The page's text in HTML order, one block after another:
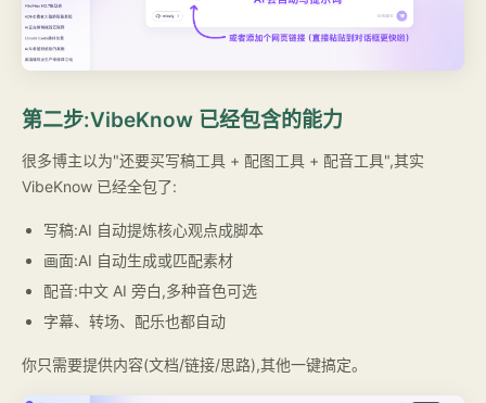
第二步:VibeKnow 已经包含的能力
很多博主以为"还要买写稿工具 + 配图工具 + 配音工具",其实
VibeKnow 已经全包了:
写稿:AI 自动提炼核心观点成脚本
画面:AI 自动生成或匹配素材
配音:中文 AI 旁白,多种音色可选
字幕、转场、配乐也都自动
你只需要提供内容(文档/链接/思路),其他一键搞定。